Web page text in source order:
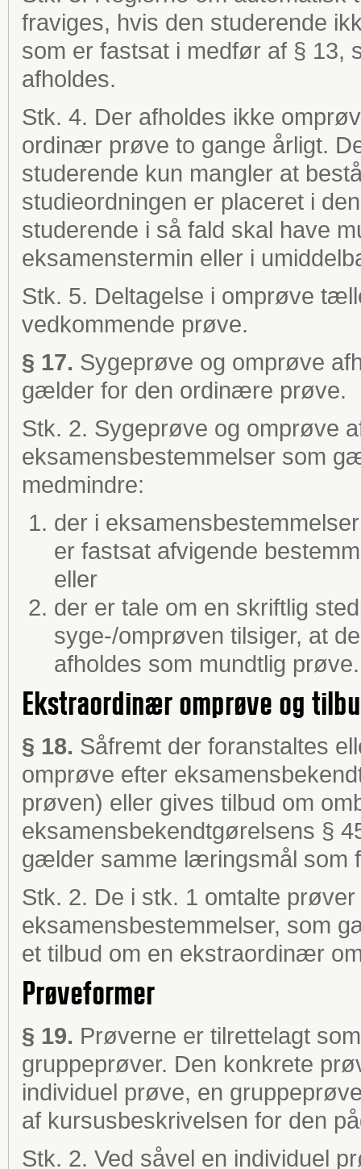
fraviges, hvis den studerende
som er fastsat i medfør af § 13,
afholdes.
Stk. 4. Der afholdes ikke
ordinær prøve to gange årligt.
studerende kun mangler at
studieordningen er placeret i
studerende i så fald skal have
eksamenstermin eller i
Stk. 5. Deltagelse i omprøve
vedkommende prøve.
§ 17. Sygeprøve og omprøve
gælder for den ordinære prøve.
Stk. 2. Sygeprøve og omprøve
eksamensbestemmelser som
medmindre:
der i
er fastsat afvigende
eller
der er tale om en skriftlig
syge-/omprøven tilsiger, at
afholdes som mundtlig prøve.
Ekstraordinær omprøve og
§ 18. Såfremt der foranstaltes
omprøve efter
prøven) eller gives tilbud om
eksamensbekendtgørelsens §
gælder samme læringsmål som
Stk. 2. De i stk. 1 omtalte
eksamensbestemmelser, som
et tilbud om en ekstraordinær
Prøveformer
§ 19. Prøverne er tilrettelagt
gruppeprøver. Den konkrete
individuel prøve, en
af kursusbeskrivelsen for den
Stk. 2. Ved såvel en individuel